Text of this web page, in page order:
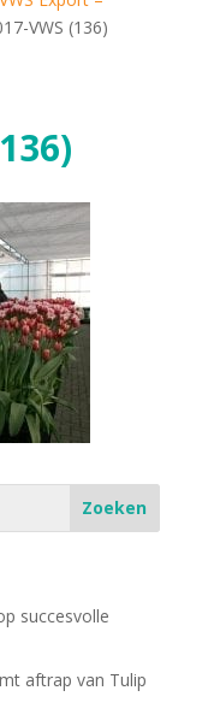
VWS (136)
succesvolle
aftrap van Tulip